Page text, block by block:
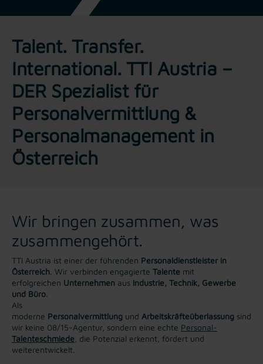
Talent. Transfer.
International. TTI Austria –
DER Spezialist für
Personalvermittlung &
Personalmanagement in
Österreich
Wir bringen zusammen, was
zusammengehört.
TTI Austria ist einer der führenden Personaldienstleister in
Österreich . Wir verbinden engagierte Talente mit
erfolgreichen Unternehmen aus Industrie, Technik, Gewerbe
und Büro
Als
moderne Personalvermittlung und Arbeitskräfteüberlassung sind
wir keine 08/15-Agentur, sondern eine echte Personal-
Talenteschmiede , die Potenzial erkennt, fördert und
weiterentwickelt.